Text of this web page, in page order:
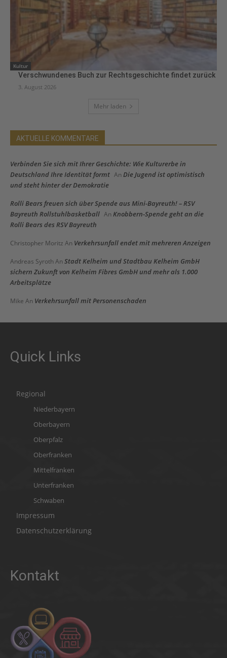
Kultur
Verschwundenes Buch zur Rechtsgeschichte findet zurück
3. August 2026
Mehr laden
AKTUELLE KOMMENTARE
Verbinden Sie sich mit Ihrer Geschichte: Wie Kulturerbe in
Deutschland Ihre Identität formt An Die Jugend ist optimistisch
und steht hinter der Demokratie
Rolli Bears freuen sich über Spende aus Mini-Bayreuth! – RSV
Bayreuth Rollstuhlbasketball An Knobbern-Spende geht an die
Rolli Bears des RSV Bayreuth
Christopher Moritz An Verkehrsunfall endet mit mehreren Anzeigen
Andreas Syroth An Stadt Kelheim und Stadtbau Kelheim GmbH
sichern Zukunft von Kelheim Fibres GmbH und mehr als 1.000
Arbeitsplätze
Mike An Verkehrsunfall mit Personenschaden
Quick Links
Regional
Niederbayern
Oberbayern
Oberpfalz
Oberfranken
Mittelfranken
Unterfranken
Schwaben
Impressum
Datenschutzerklärung
Kontakt